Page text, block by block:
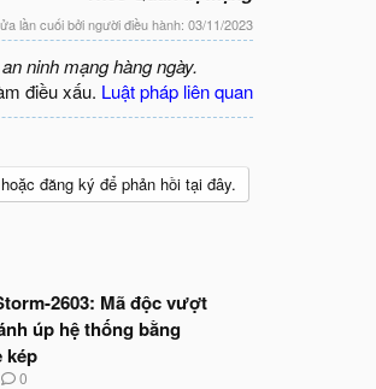
lần cuối bởi người điều hành: 03/11/2023
ninh mạng hàng ngày.
điều xấu. Luật pháp liên quan
đăng ký để phản hồi tại đây.
2603: Mã độc vượt
úp hệ thống bằng
kép
0